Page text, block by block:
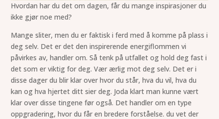
Hvordan har du det om dagen, får du mange inspirasjoner du
ikke gjør noe med?
Mange sliter, men du er faktisk i ferd med å komme på plass i
deg selv. Det er det den inspirerende energiflommen vi
påvirkes av, handler om. Så tenk på utfallet og hold deg fast i
det som er viktig for deg. Vær ærlig mot deg selv. Det er i
disse dager du blir klar over hvor du står, hva du vil, hva du
kan og hva hjertet ditt sier deg. Joda klart man kunne vært
klar over disse tingene før også. Det handler om en type
oppgradering, hvor du får en bredere forståelse. du vet der